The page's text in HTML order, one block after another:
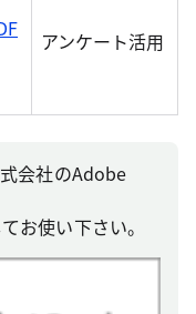
アンケート活用
会社のAdobe
お使い下さい。